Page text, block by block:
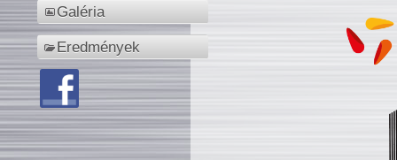
Galéria
Eredmények